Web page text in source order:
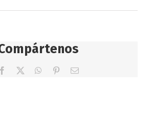
Facebook WhatsApp
PinterestCorreo